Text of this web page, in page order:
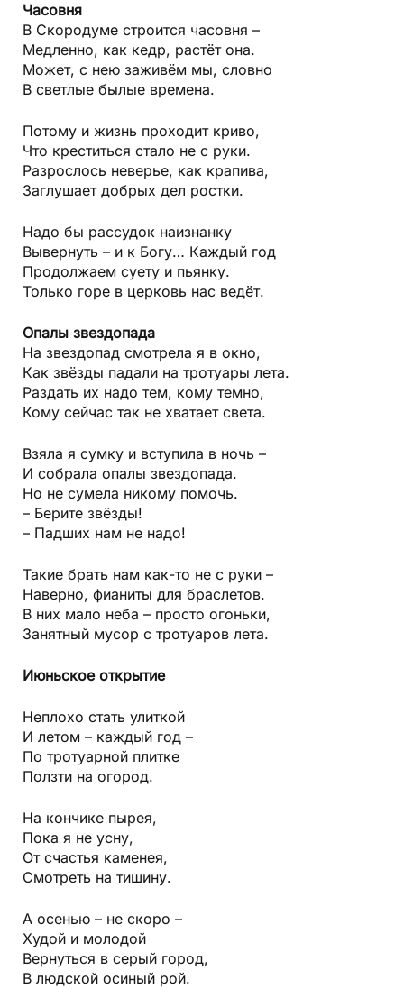
Часовня
В Скородуме строится часовня –
Медленно, как кедр, растёт она.
Может, с нею заживём мы, словно
В светлые былые времена.
Потому и жизнь проходит криво,
Что креститься стало не с руки.
Разрослось неверье, как крапива,
Заглушает добрых дел ростки.
Надо бы рассудок наизнанку
Вывернуть – и к Богу… Каждый год
Продолжаем суету и пьянку.
Только горе в церковь нас ведёт.
Опалы звездопада
На звездопад смотрела я в окно,
Как звёзды падали на тротуары лета.
Раздать их надо тем, кому темно,
Кому сейчас так не хватает света.
Взяла я сумку и вступила в ночь –
И собрала опалы звездопада.
Но не сумела никому помочь.
– Берите звёзды!
– Падших нам не надо!
Такие брать нам как-то не с руки –
Наверно, фианиты для браслетов.
В них мало неба – просто огоньки,
Занятный мусор с тротуаров лета.
Июньское открытие
Неплохо стать улиткой
И летом – каждый год –
По тротуарной плитке
Ползти на огород.
На кончике пырея,
Пока я не усну,
От счастья каменея,
Смотреть на тишину.
А осенью – не скоро –
Худой и молодой
Вернуться в серый город,
В людской осиный рой.